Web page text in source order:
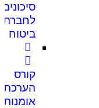
סיכונים
לחברת
ביטוח
קורס
הערכת
אומנות